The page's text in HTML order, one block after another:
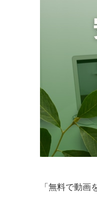
「無料で動